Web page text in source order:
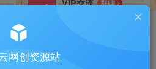
VIP交流
群聊
研究探讨更多创业项目路子。
网创资源站